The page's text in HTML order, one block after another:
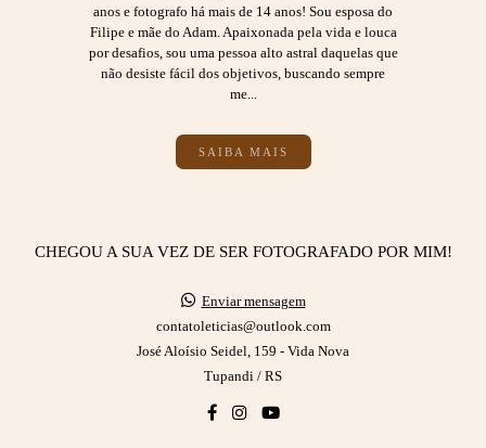
anos e fotografo há mais de 14 anos! Sou esposa do
Filipe e mãe do Adam. Apaixonada pela vida e louca
por desafios, sou uma pessoa alto astral daquelas que
não desiste fácil dos objetivos, buscando sempre
me...
SAIBA MAIS
CHEGOU A SUA VEZ DE SER FOTOGRAFADO POR MIM!
Enviar mensagem
contatoleticias@outlook.com
José Aloísio Seidel, 159 - Vida Nova
Tupandi / RS